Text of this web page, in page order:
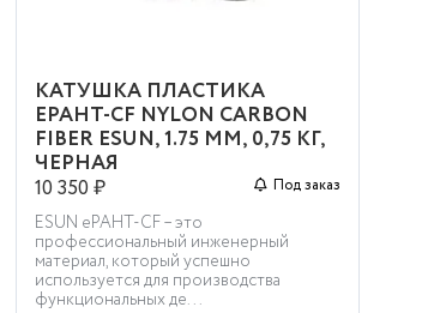
КАТУШКА ПЛАСТИКА
EPAHT-CF NYLON CARBON
FIBER ESUN, 1.75 ММ, 0,75 КГ,
ЧЕРНАЯ
10 350 ₽
Под заказ
ESUN ePAHT-CF – это
профессиональный инженерный
материал, который успешно
используется для производства
функциональных де...